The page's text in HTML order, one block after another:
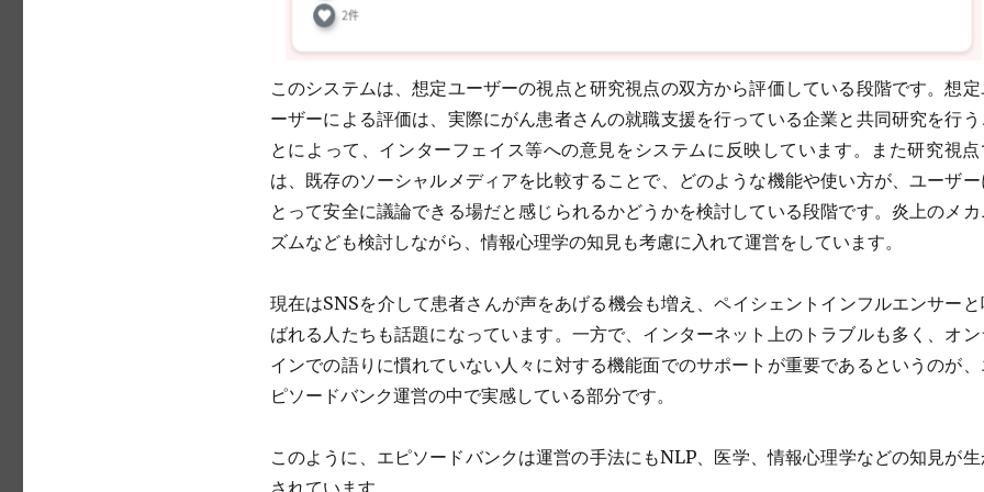
このシステムは、想定ユーザーの視点と研究視点の双方から評価している段階です。想
ーザーによる評価は、実際にがん患者さんの就職支援を行っている企業と共同研究を行う
とによって、インターフェイス等への意見をシステムに反映しています。また研究視点
は、既存のソーシャルメディアを比較することで、どのような機能や使い方が、ユーザー
とって安全に議論できる場だと感じられるかどうかを検討している段階です。炎上のメカ
ズムなども検討しながら、情報心理学の知見も考慮に入れて運営をしています。
現在はSNSを介して患者さんが声をあげる機会も増え、ペイシェントインフルエンサーと
ばれる人たちも話題になっています。一方で、インターネット上のトラブルも多く、オン
インでの語りに慣れていない人々に対する機能面でのサポートが重要であるというのが、
ピソードバンク運営の中で実感している部分です。
このように、エピソードバンクは運営の手法にもNLP、医学、情報心理学などの知見が生
されています。